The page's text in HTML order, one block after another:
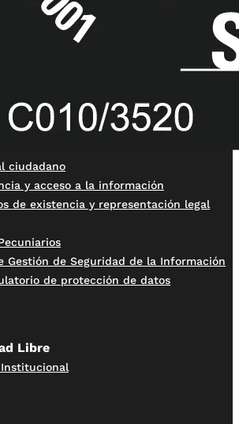
ciudadano
y acceso a la información
de existencia y representación legal
Gestión de Seguridad de la Información
de protección de datos
Libre